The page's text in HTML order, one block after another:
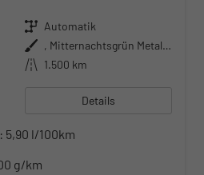
Getriebe Automatik
Außenfarbe
, Mitternachtsgrün Metallic (S8)
Kilometerstand 1.500 km
Details
5,90 l/100km
g/km